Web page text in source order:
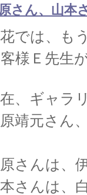
さん、山本
では、も
様Ｅ先生
、ギャラ
靖元さん
さんは、
さんは、